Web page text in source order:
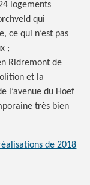
logements
qui
ce qui n’est pas
;
Ridremont de
et la
l’avenue du Hoef
très bien
de 2018